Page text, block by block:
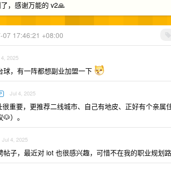
，感谢万能的 v2🙏
07 17:46:21 +08:00
2025
球，有一阵都想副业加盟一下
Jul 4, 2025
很重要，更推荐二线城市、自己有地皮、正好有个亲属
）。
Jul 4, 2025
帖子，最近对 iot 也很感兴趣，可惜不在我的职业规划